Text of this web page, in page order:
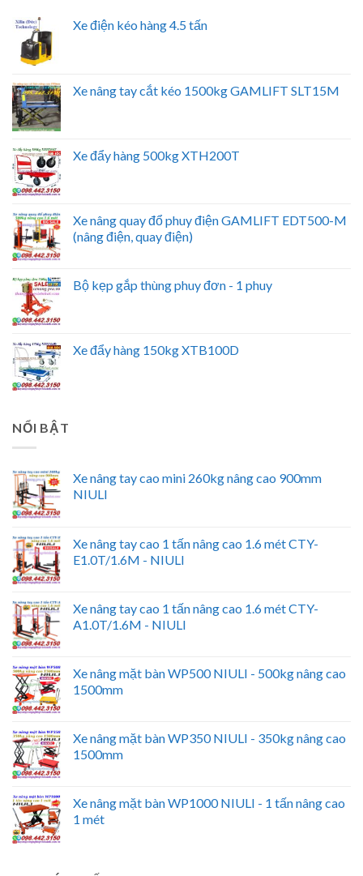
Xe điện kéo hàng 4.5 tấn
Xe nâng tay cắt kéo 1500kg GAMLIFT SLT15M
Xe đẩy hàng 500kg XTH200T
Xe nâng quay đổ phuy điện GAMLIFT EDT500-M
(nâng điện, quay điện)
Bộ kẹp gắp thùng phuy đơn - 1 phuy
Xe đẩy hàng 150kg XTB100D
NỔI BẬT
Xe nâng tay cao mini 260kg nâng cao 900mm
NIULI
Xe nâng tay cao 1 tấn nâng cao 1.6 mét CTY-
E1.0T/1.6M - NIULI
Xe nâng tay cao 1 tấn nâng cao 1.6 mét CTY-
A1.0T/1.6M - NIULI
Xe nâng mặt bàn WP500 NIULI - 500kg nâng cao
1500mm
Xe nâng mặt bàn WP350 NIULI - 350kg nâng cao
1500mm
Xe nâng mặt bàn WP1000 NIULI - 1 tấn nâng cao
1 mét